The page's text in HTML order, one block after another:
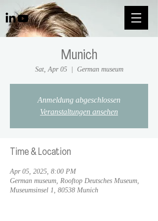
Munich
Sat, Apr 05
  |
German museum
Anmeldung abgeschlossen
Veranstaltungen ansehen
Time & Location
Apr 05, 2025, 8:00 PM
German museum, Rooftop Deutsches Museum,
Museumsinsel 1, 80538 Munich